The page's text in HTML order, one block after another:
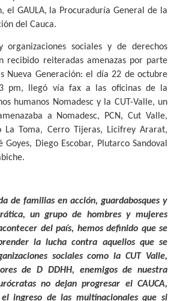
el GAULA, la Procuraduría General de la
del Cauca.
sociales y de derechos
recibido reiteradas amenazas por parte
Nueva Generación: el día 22 de octubre
pm, llegó vía fax a las oficinas de la
humanos Nomadesc y la CUT-Valle, un
a Nomadesc, PCN, Cut Valle,
La Toma, Cerro Tijeras, Licifrey Ararat,
Goyes, Diego Escobar, Plutarco Sandoval
de familias en acción, guardabosques y
un grupo de hombres y mujeres
del país, hemos definido que se
la lucha contra aquellos que se
sociales como la CUT Valle,
de D DDHH, enemigos de nuestra
no dejan progresar el CAUCA,
ingreso de las multinacionales que si